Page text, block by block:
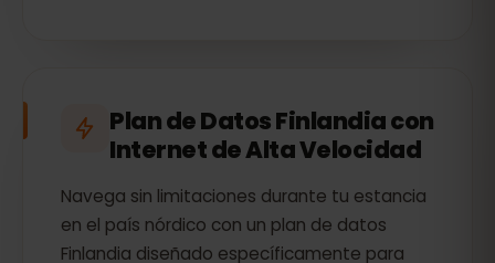
Plan de Datos Finlandia con
Internet de Alta Velocidad
Navega sin limitaciones durante tu estancia
en el país nórdico con un plan de datos
Finlandia diseñado específicamente para